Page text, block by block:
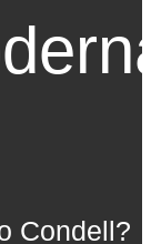
Condell?